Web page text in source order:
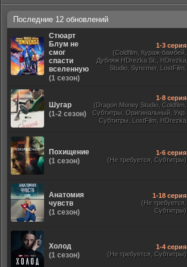
Последние 12 обновлений
Стюарт
Блум не
смог
спасти
вселенную
(1 сезон)
1-3 серия
(Coldfilm, Кураж-бамбей,
Дубляж HDrezka St., HDrezka
Studio, Syncmer, LostFilm,
Шугар
(1-2 сезон)
1-8 серия
(Dragon Money Studio, Coldfilm,
Субтитры, Оригинальный, Укр.
Субтитры, LostFilm, HDrezka
Похищение
(1 сезон)
1-6 серия
(Не требуется, Субтитры)
Анатомия
чувств
(1 сезон)
1-18 серия
(Не требуется,
Субтитры)
Холод
(1 сезон)
1-4 серия
(Не требуется, Субтитры)